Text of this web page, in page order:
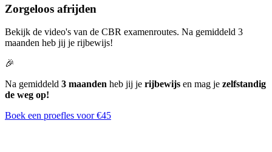
Zorgeloos afrijden
Bekijk de video's van de CBR examenroutes. Na gemiddeld 3
maanden heb jij je rijbewijs!
🎉
Na gemiddeld 3 maanden heb jij je rijbewijs en mag je zelfstandig
de weg op!
Boek een proefles voor €45